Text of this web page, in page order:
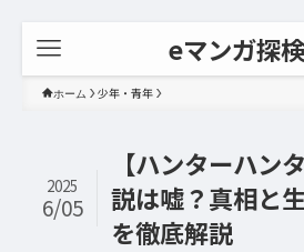
eマンガ探
ホーム 少年・青年
【ハンターハン
説は嘘？真相と
を徹底解説
2025
6/05